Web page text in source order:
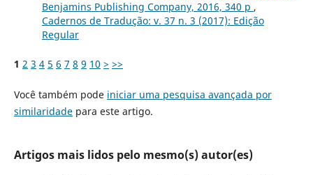
Benjamins Publishing Company, 2016, 340 p ,
Cadernos de Tradução: v. 37 n. 3 (2017): Edição
Regular
1 2 3 4 5 6 7 8 9 10 > >>
Você também pode iniciar uma pesquisa avançada por
similaridadepara este artigo.
Artigos mais lidos pelo mesmo(s) autor(es)